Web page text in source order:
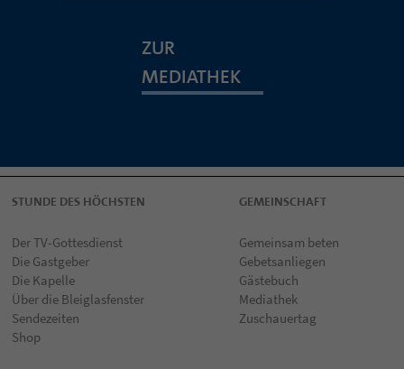
ZUR
MEDIATHEK
STUNDE DES HÖCHSTEN
Der TV-Gottesdienst
Die Gastgeber
Die Kapelle
Über die Bleiglasfenster
Sendezeiten
Shop
GEMEINSCHAFT
Gemeinsam beten
Gebetsanliegen
Gästebuch
Mediathek
Zuschauertag